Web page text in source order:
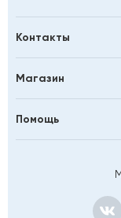
Контакты
Магазин
Помощь